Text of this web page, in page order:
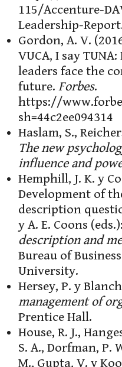
115/Accenture-
Leadership-
Gordon, A. V.
VUCA, I say
leaders face the
future. Forbes.
https://
sh=44c2ee094314
Haslam, S.,
The new
influence and
Hemphill, J. K. y
Development of
description
y A. E. Coons (eds.):
description and
Bureau of
University.
Hersey, P. y
management of
Prentice Hall.
House, R. J.,
S. A., Dorfman, P.
M., Gupta, V. y